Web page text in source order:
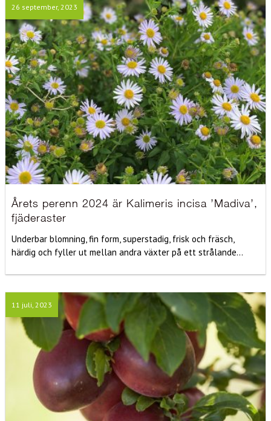
26 september, 2023
Årets perenn 2024 är Kalimeris incisa ’Madiva’,
fjäderaster
Underbar blomning, fin form, superstadig, frisk och fräsch,
härdig och fyller ut mellan andra växter på ett strålande...
11 juli, 2023